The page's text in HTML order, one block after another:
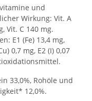
und
Wirkung: Vit. A
Vit. C 140 mg.
E1 (Fe) 13,4 mg,
0,7 mg, E2 (I) 0,07
33,0%, Rohöle und
12,0%.